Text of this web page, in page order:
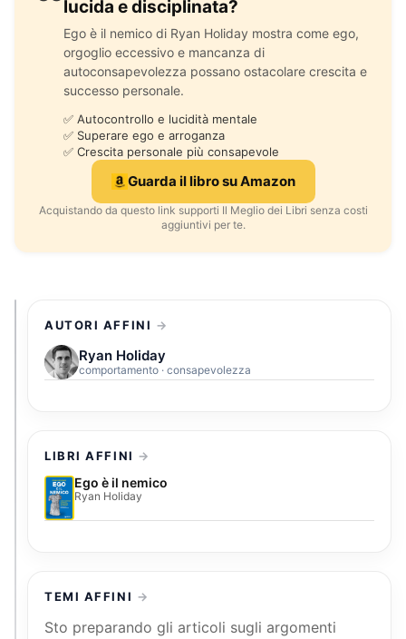
lucida e disciplinata?
Ego è il nemico di Ryan Holiday mostra come ego,
orgoglio eccessivo e mancanza di
autoconsapevolezza possano ostacolare crescita e
successo personale.
✅ Autocontrollo e lucidità mentale
✅ Superare ego e arroganza
✅ Crescita personale più consapevole
Guarda il libro su Amazon
Acquistando da questo link supporti Il Meglio dei Libri senza costi
aggiuntivi per te.
AUTORI AFFINI
Ryan Holiday
comportamento · consapevolezza
LIBRI AFFINI
Ego è il nemico
Ryan Holiday
TEMI AFFINI
Sto preparando gli articoli sugli argomenti